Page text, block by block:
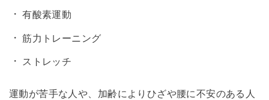
有酸素運動
筋力トレーニング
ストレッチ
運動が苦手な人や、加齢によりひざや腰に不安のある人